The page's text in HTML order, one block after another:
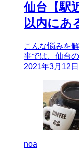
仙台【駅
以内にあ
こんな悩みを
事では、仙台
2021年3月12日
noa